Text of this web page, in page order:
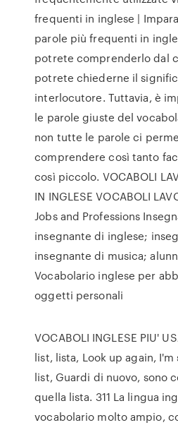
frequenti in inglese |
parole più frequenti in
potrete comprenderlo dal
potrete chiederne il
interlocutore. Tuttavia, è
le parole giuste del
non tutte le parole ci
comprendere così tanto
così piccolo. VOCABOLI
IN INGLESE VOCABOLI
Jobs and Professions
insegnante di inglese;
insegnante di musica;
Vocabolario inglese per
oggetti personali
VOCABOLI INGLESE PIU'
list, lista, Look up again,
list, Guardi di nuovo, sono
quella lista. 311 La lingua
vocabolario molto ampio,